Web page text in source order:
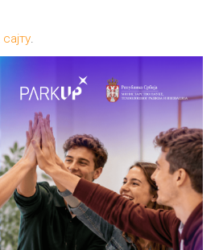
сајту.